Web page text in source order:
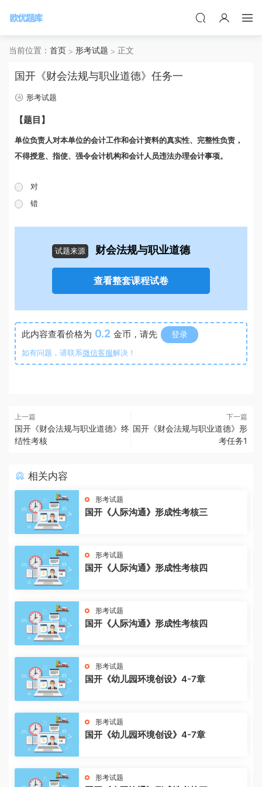
当前位置： 首页 形考试题 正文
国开《财会法规与职业道德》任务一
形考试题
【题目】
单位负责人对本单位的会计工作和会计资料的真实性、完整性负责，
不得授意、指使、强令会计机构和会计人员违法办理会计事项。
对
错
试题来源 财会法规与职业道德
查看整套课程试卷
此内容查看价格为 0.2 金币，请先 登录
如有问题，请联系微信客服解决！
上一篇
国开《财会法规与职业道德》终
结性考核
下一篇
国开《财会法规与职业道德》形
考任务1
相关内容
形考试题
国开《人际沟通》形成性考核三
形考试题
国开《人际沟通》形成性考核四
形考试题
国开《人际沟通》形成性考核四
形考试题
国开《幼儿园环境创设》4-7章
形考试题
国开《幼儿园环境创设》4-7章
形考试题